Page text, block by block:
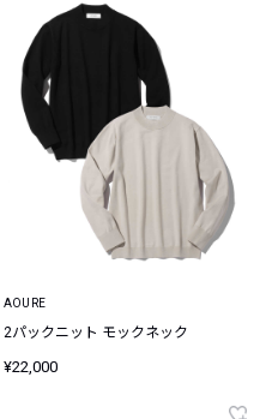
AOURE
2パックニット モックネック
¥22,000